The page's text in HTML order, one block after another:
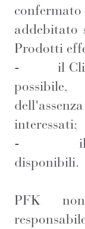
addebitato
Prodotti
- il
interessati;
-
disponibili.
PFK